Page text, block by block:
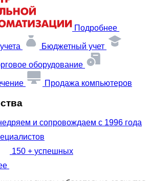
Подробнее
Бюджетный учет
оборудование
Продажа компьютеров
и сопровождаем с 1996 года
150 + успешных